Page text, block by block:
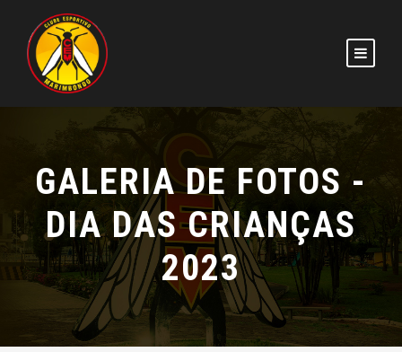
GALERIA DE FOTOS -
DIA DAS CRIANÇAS
2023